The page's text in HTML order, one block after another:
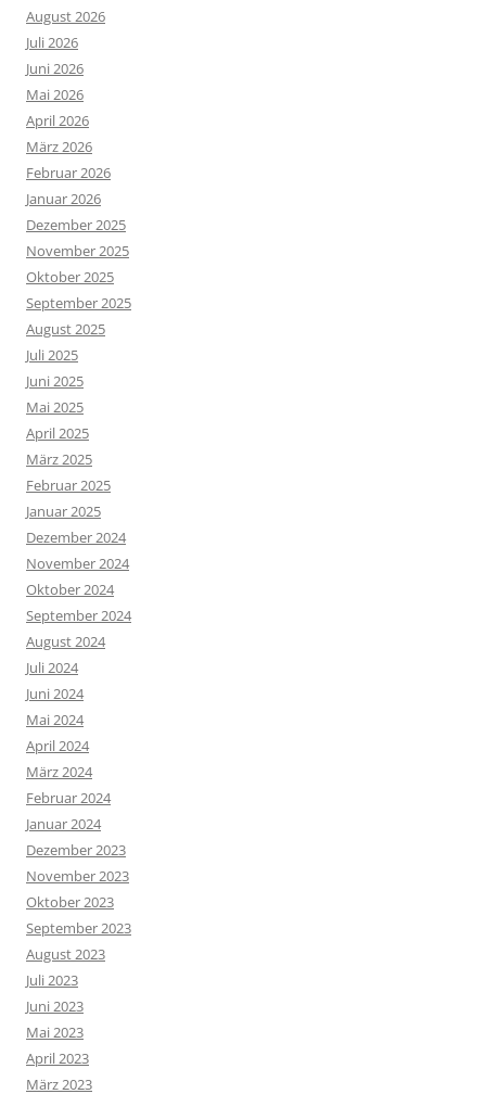
August 2026
Juli 2026
Juni 2026
Mai 2026
April 2026
März 2026
Februar 2026
Januar 2026
Dezember 2025
November 2025
Oktober 2025
September 2025
August 2025
Juli 2025
Juni 2025
Mai 2025
April 2025
März 2025
Februar 2025
Januar 2025
Dezember 2024
November 2024
Oktober 2024
September 2024
August 2024
Juli 2024
Juni 2024
Mai 2024
April 2024
März 2024
Februar 2024
Januar 2024
Dezember 2023
November 2023
Oktober 2023
September 2023
August 2023
Juli 2023
Juni 2023
Mai 2023
April 2023
März 2023